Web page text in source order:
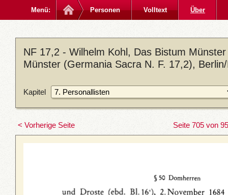
Menü: Personen Volltext Über
NF 17,2 - Wilhelm Kohl, Das Bistum
Münster (Germania Sacra N. F. 17,2),
Kapitel
< Vorherige Seite Seite 705 von